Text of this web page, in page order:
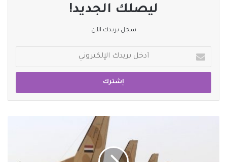
ليصلك الجديد!
سجل بريدك الآن
بريدك
الإلكتروني